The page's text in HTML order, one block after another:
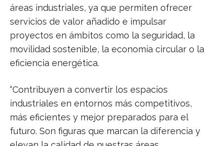
áreas industriales, ya que permiten ofrecer
servicios de valor añadido e impulsar
proyectos en ámbitos como la seguridad, la
movilidad sostenible, la economía circular o la
eficiencia energética.
“Contribuyen a convertir los espacios
industriales en entornos más competitivos,
más eficientes y mejor preparados para el
futuro. Son figuras que marcan la diferencia y